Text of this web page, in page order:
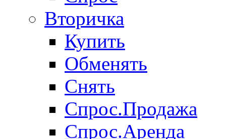
Вторичка
Купить
Обменять
Снять
Спрос.Продажа
Спрос.Аренда